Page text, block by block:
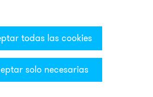
& Filter
todas las cookies
solo necesarias